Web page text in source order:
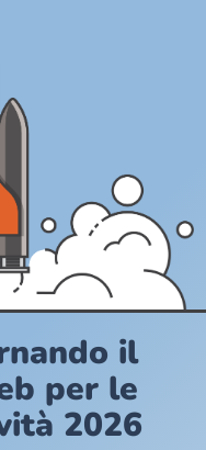
il
per le
2026